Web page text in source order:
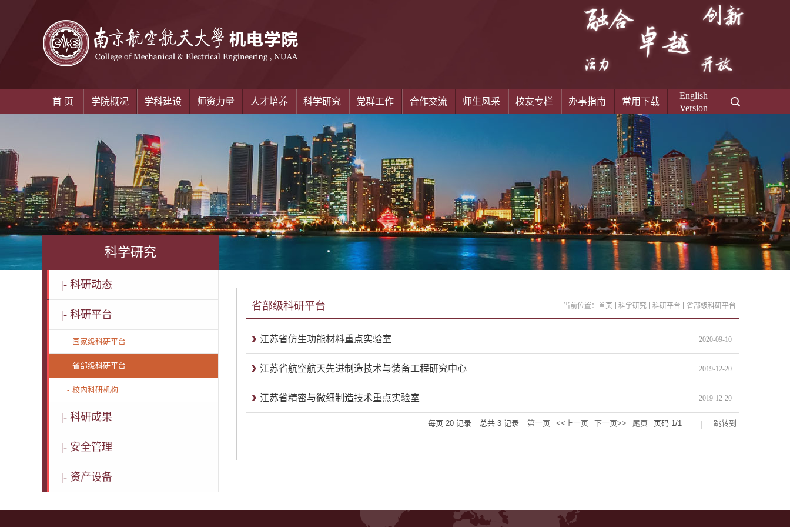
首 页 学院概况 学科建设 师资力量 人才培养 科学研究 党群工作 合作交流 师生风采 校友专栏 办事指南 常用下载
English
Version
科学研究
|- 科研动态
|- 科研平台
- 国家级科研平台
- 省部级科研平台
- 校内科研机构
|- 科研成果
|- 安全管理
|- 资产设备
省部级科研平台 当前位置： 首页 科学研究 科研平台 省部级科研平台
江苏省仿生功能材料重点实验室 2020-09-10
江苏省航空航天先进制造技术与装备工程研究中心 2019-12-20
江苏省精密与微细制造技术重点实验室 2019-12-20
每页 20 记录 总共 3 记录 第一页 <<上一页 下一页>> 尾页 页码 1/1 跳转到